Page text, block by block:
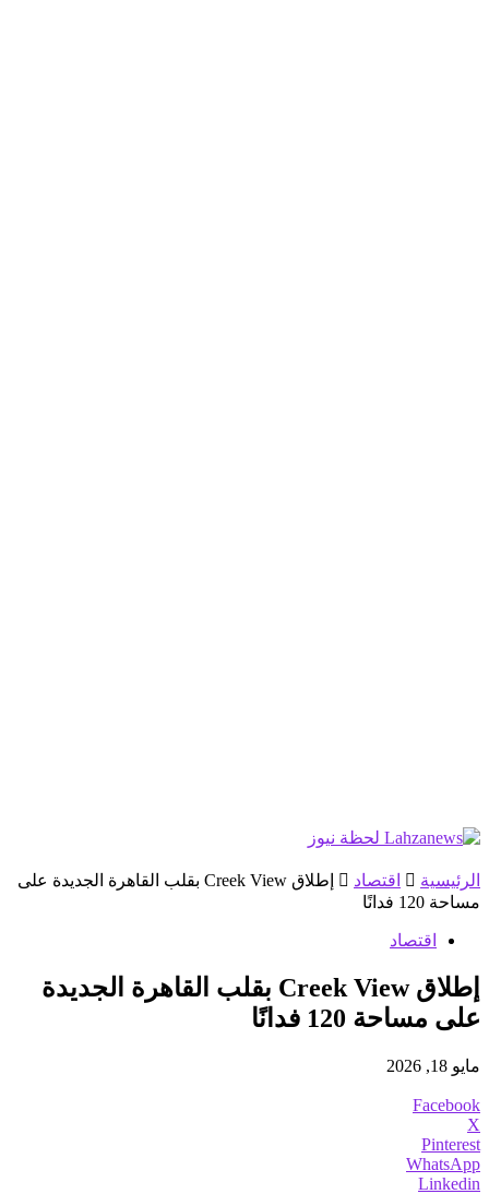
الرئيسية اقتصاد
إطلاق Creek View بقلب القاهرة الجديدة على
مساحة 120 فدانًا
اقتصاد
إطلاق Creek View بقلب القاهرة الجديدة
على مساحة 120 فدانًا
مايو 18, 2026
Facebook
X
Pinterest
WhatsApp
Linkedin